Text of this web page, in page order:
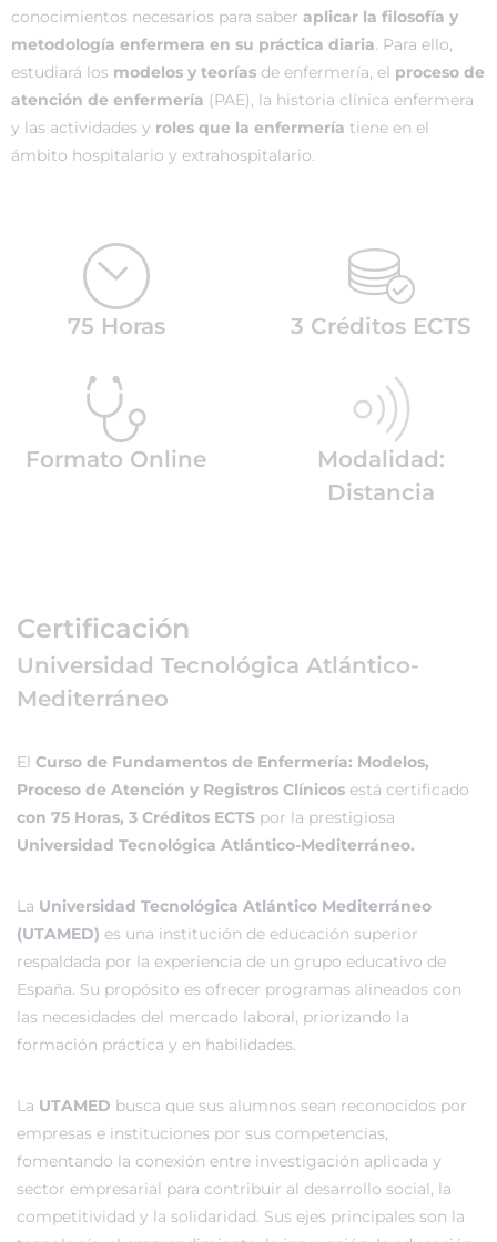
conocimientos necesarios para saber aplicar la filosofía y
metodología enfermera en su práctica diaria. Para ello,
estudiará los modelos y teorías de enfermería, el proceso de
atención de enfermería (PAE), la historia clínica enfermera
y las actividades y roles que la enfermería tiene en el
ámbito hospitalario y extrahospitalario.
75 Horas 3 Créditos ECTS
Formato Online
Modalidad:
Distancia
Certificación
Universidad Tecnológica Atlántico-
Mediterráneo
El Curso de Fundamentos de Enfermería: Modelos,
Proceso de Atención y Registros Clínicos está certificado
con 75 Horas, 3 Créditos ECTS por la prestigiosa
Universidad Tecnológica Atlántico-Mediterráneo.
La Universidad Tecnológica Atlántico Mediterráneo
(UTAMED) es una institución de educación superior
respaldada por la experiencia de un grupo educativo de
España. Su propósito es ofrecer programas alineados con
las necesidades del mercado laboral, priorizando la
formación práctica y en habilidades.
La UTAMED busca que sus alumnos sean reconocidos por
empresas e instituciones por sus competencias,
fomentando la conexión entre investigación aplicada y
sector empresarial para contribuir al desarrollo social, la
competitividad y la solidaridad. Sus ejes principales son la